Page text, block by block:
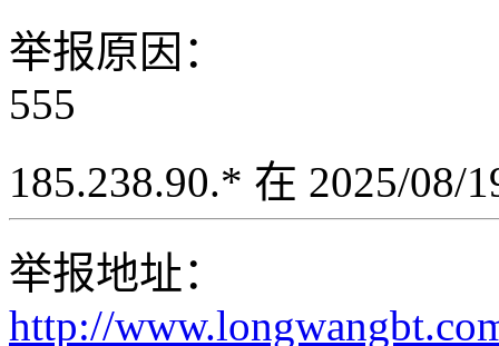
举报原因：
555
185.238.90.* 在 2025/08/
举报地址：
http://